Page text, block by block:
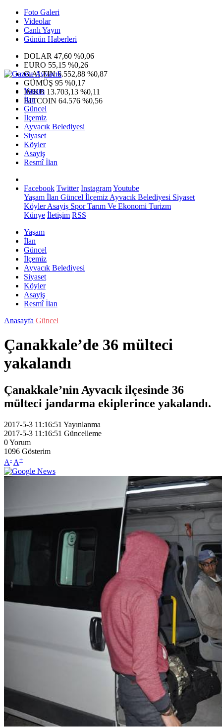
Foto Galeri
Videolar
Canlı Yayın
Günün Haberleri
DOLAR 47,60 %0,06
EURO 55,15 %0,26
G.ALTIN6.552,88 %0,87
GÜMÜŞ 95 %0,17
IMKB 13.703,13 %0,11
BITCOIN 64.576 %0,56
Yaşam
İlan
Güncel
İlçemiz
Ayvacık Belediyesi
Siyaset
Köyler
Asayiş
Resmî İlan
Facebook Twitter InstagramYoutube
Yaşam İlan Güncel İlçemiz Ayvacık Belediyesi Siyaset
KöylerAsayiş SporTarım Ve Ekonomi Turizm
Künye İletişim RSS
Yaşam
İlan
Güncel
İlçemiz
Ayvacık Belediyesi
Siyaset
Köyler
Asayiş
Resmî İlan
Anasayfa Güncel
Çanakkale’de 36 mülteci
yakalandı
Çanakkale’nin Ayvacık ilçesinde 36
mülteci jandarma ekiplerince yakalandı.
2017-5-3 11:16:51 Yayınlanma
2017-5-3 11:16:51 Güncelleme
0Yorum
1096 Gösterim
A- A+